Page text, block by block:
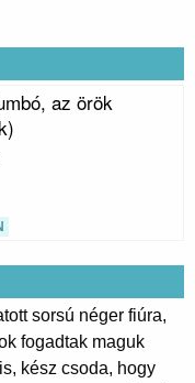
az örök
sorsú néger fiúra,
fogadtak maguk
kész csoda, hogy